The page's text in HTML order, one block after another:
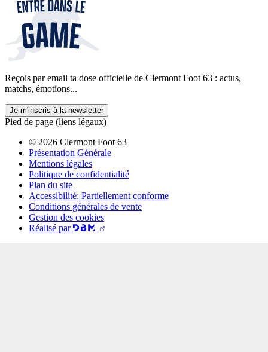
Reçois par email ta dose officielle de Clermont Foot 63 : actus,
matchs, émotions...
Je m'inscris à la newsletter
Pied de page (liens légaux)
© 2026 Clermont Foot 63
Présentation Générale
Mentions légales
Politique de confidentialité
Plan du site
Accessibilité: Partiellement conforme
Conditions générales de vente
Gestion des cookies
Réalisé par